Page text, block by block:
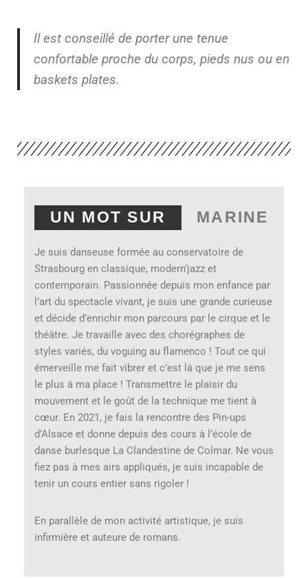
Il est conseillé de porter une tenue
confortable proche du corps, pieds nus ou en
baskets plates.
UN MOT SUR MARINE
Je suis danseuse formée au conservatoire de
Strasbourg en classique, modern’jazz et
contemporain. Passionnée depuis mon enfance par
l’art du spectacle vivant, je suis une grande curieuse
et décide d’enrichir mon parcours par le cirque et le
théâtre. Je travaille avec des chorégraphes de
styles variés, du voguing au flamenco ! Tout ce qui
émerveille me fait vibrer et c’est là que je me sens
le plus à ma place ! Transmettre le plaisir du
mouvement et le goût de la technique me tient à
cœur. En 2021, je fais la rencontre des Pin-ups
d’Alsace et donne depuis des cours à l’école de
danse burlesque La Clandestine de Colmar. Ne vous
fiez pas à mes airs appliqués, je suis incapable de
tenir un cours entier sans rigoler !
En parallèle de mon activité artistique, je suis
infirmière et auteure de romans.